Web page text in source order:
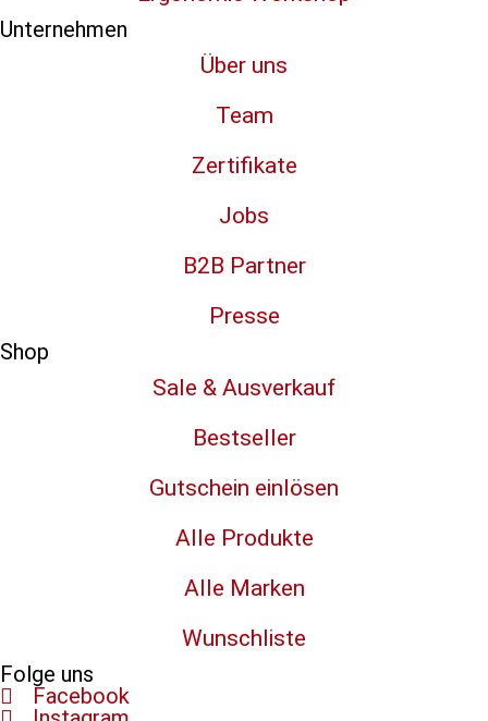
Unternehmen
Über uns
Team
Zertifikate
Jobs
B2B Partner
Presse
Shop
Sale & Ausverkauf
Bestseller
Gutschein einlösen
Alle Produkte
Alle Marken
Wunschliste
Folge uns
Facebook